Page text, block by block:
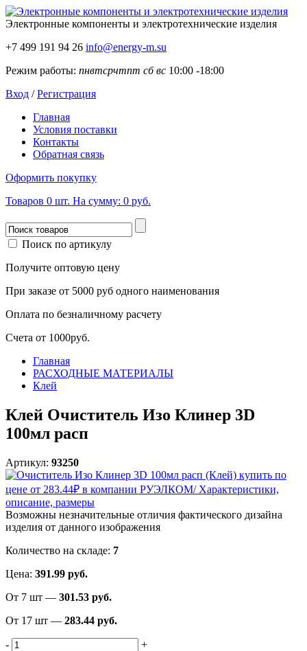
Электронные компоненты и электротехнические изделия
+7 499 191 94 26 info@energy-m.su
Режим работы: пнвтсрчтпт сб вс 10:00 -18:00
Вход /Регистрация
Главная
Условия поставки
Контакты
Обратная связь
Оформить покупку
Товаров 0 шт. На сумму: 0 руб.
Поиск по артикулу
Получите оптовую цену
При заказе от 5000 руб одного наименования
Оплата по безналичному расчету
Счета от 1000руб.
Главная
РАСХОДНЫЕ МАТЕРИАЛЫ
Клей
Клей Очиститель Изо Клинер 3D
100мл расп
Артикул: 93250
Возможны незначительные отличия фактического дизайна
изделия от данного изображения
Количество на складе: 7
Цена: 391.99 руб.
От 7 шт — 301.53 руб.
От 17 шт — 283.44 руб.
-
+